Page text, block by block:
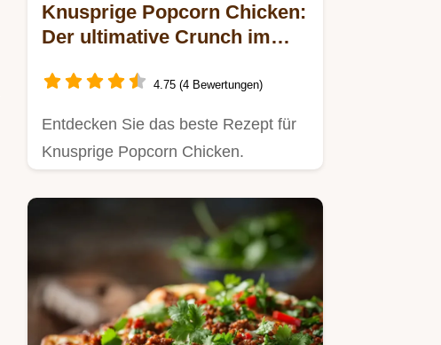
Knusprige Popcorn Chicken:
Der ultimative Crunch im
4.75 (4 Bewertungen)
Entdecken Sie das beste Rezept für
Knusprige Popcorn Chicken.